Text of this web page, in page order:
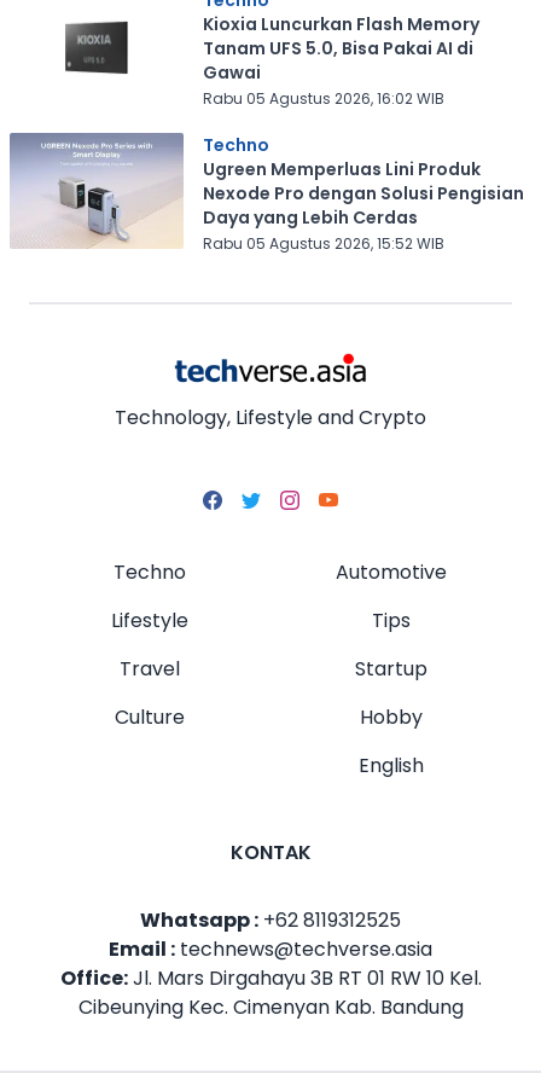
Kioxia Luncurkan Flash Memory
Tanam UFS 5.0, Bisa Pakai AI di
Gawai
Rabu 05 Agustus 2026, 16:02 WIB
Techno
Ugreen Memperluas Lini Produk
Nexode Pro dengan Solusi Pengisian
Daya yang Lebih Cerdas
Rabu 05 Agustus 2026, 15:52 WIB
Technology, Lifestyle and Crypto
Techno
Lifestyle
Travel
Culture
Automotive
Tips
Startup
Hobby
English
KONTAK
Whatsapp : +62 8119312525
Email : technews@techverse.asia
Office:Jl. Mars Dirgahayu 3B RT 01 RW 10 Kel.
Cibeunying Kec. Cimenyan Kab. Bandung